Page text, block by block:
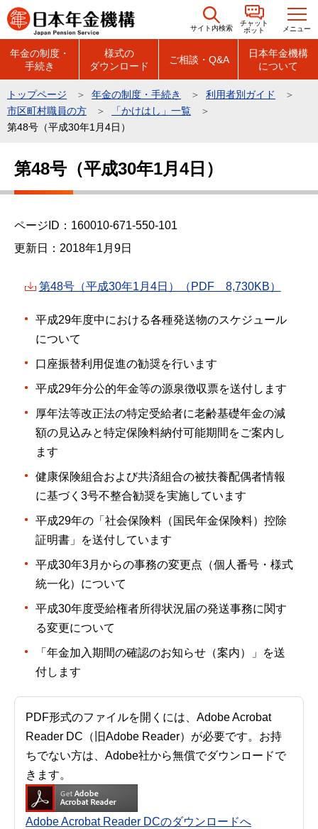
こ
の
の
先
サイト内検索
チャット
ボット
メニュー
年金の制度・
手続き
様式の
ダウンロード
ご相談・Q&A
日本年金機構
について
トップページ 年金の制度・手続き
利用者別ガイド
市区町村職員の方
「かけはし」一覧
第48号（平成30年1月4日）
こ
第48号（平成30年1月4日）
ページID：160010-671-550-101
更新日：2018年1月9日
第48号（平成30年1月4日）（PDF 8,730KB）
平成29年度中における各種発送物のスケジュール
について
口座振替利用促進の勧奨を行います
平成29年分公的年金等の源泉徴収票を送付します
厚年法等改正法の特定受給者に老齢基礎年金の減
額の見込みと特定保険料納付可能期間をご案内し
ます
健康保険組合および共済組合の被扶養配偶者情報
に基づく3号不整合勧奨を実施しています
平成29年の「社会保険料（国民年金保険料）控除
証明書」を送付しています
平成30年3月からの事務の変更点（個人番号・様式
統一化）について
平成30年度受給権者所得状況届の発送事務に関す
る変更について
「年金加入期間の確認のお知らせ（案内）」を送
付します
PDF形式のファイルを開くには、Adobe Acrobat
Reader DC（旧Adobe Reader）が必要です。お持
ちでない方は、Adobe社から無償でダウンロードで
きます。
Adobe Acrobat Reader DCのダウンロードへ